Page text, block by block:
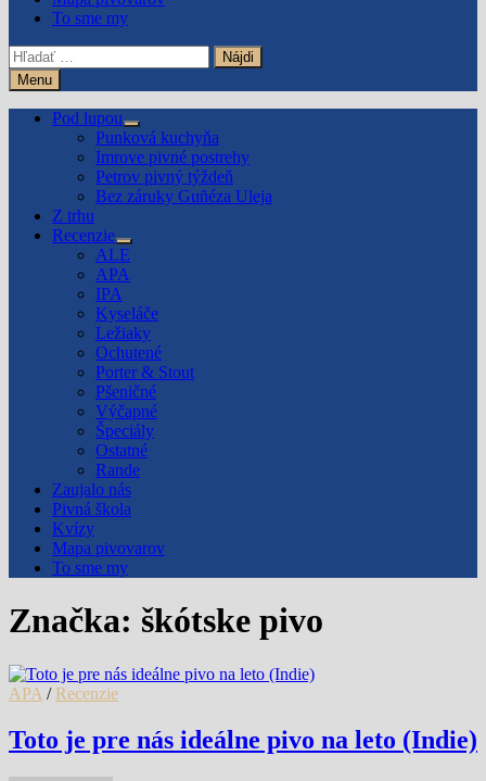
To sme my
Hľadať:
Menu
Pod lupou
Show
sub
menu
Punková kuchyňa
Imrove pivné postrehy
Petrov pivný týždeň
Bez záruky Guñéza Uleja
Z trhu
Recenzie
Show
sub
menu
ALE
APA
IPA
Kyseláče
Ležiaky
Ochutené
Porter & Stout
Pšeničné
Výčapné
Špeciály
Ostatné
Rande
Zaujalo nás
Pivná škola
Kvízy
Mapa pivovarov
To sme my
Značka: škótske pivo
APA / Recenzie
Toto je pre nás ideálne pivo na leto (Indie)